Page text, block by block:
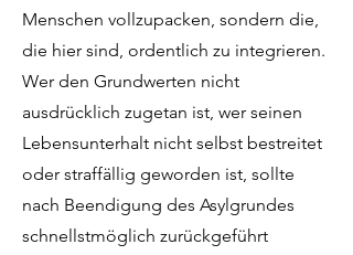
Menschen vollzupacken, sondern die,
die hier sind, ordentlich zu integrieren.
Wer den Grundwerten nicht
ausdrücklich zugetan ist, wer seinen
Lebensunterhalt nicht selbst bestreitet
oder straffällig geworden ist, sollte
nach Beendigung des Asylgrundes
schnellstmöglich zurückgeführt